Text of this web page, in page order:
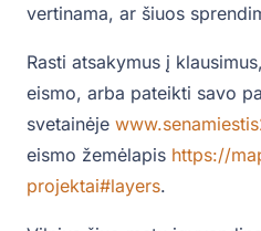
vertinama, ar šiuos
Rasti atsakymus į
eismo, arba pateikti savo
svetainėje
eismo žemėlapis https://
projektai#layers.